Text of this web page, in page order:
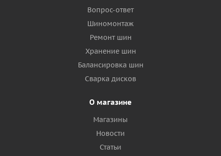
Вопрос-ответ
Шиномонтаж
Ремонт шин
Хранение шин
Балансировка шин
Сварка дисков
О магазине
Магазины
Новости
Статьи